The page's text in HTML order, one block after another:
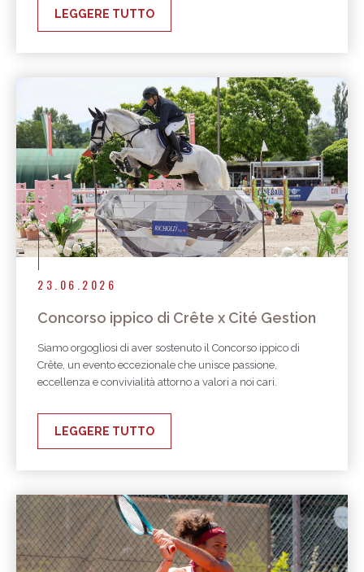
LEGGERE TUTTO
23.06.2026
Concorso ippico di Crête x Cité Gestion
Siamo orgogliosi di aver sostenuto il Concorso ippico di
Crête, un evento eccezionale che unisce passione,
eccellenza e convivialità attorno a valori a noi cari.
LEGGERE TUTTO